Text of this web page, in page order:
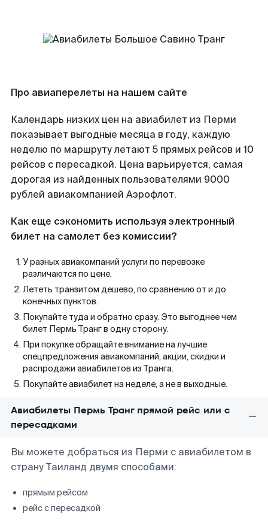
Про авиаперелеты на нашем сайте
Календарь низких цен на авиабилет из Перми
показывает выгодные месяца в году, каждую
неделю по маршруту летают 5 прямых рейсов и 10
рейсов с пересадкой. Цена варьируется, самая
дорогая из найденных пользователями 9000
рублей авиакомпанией Аэрофлот.
Как еще сэкономить используя электронный
билет на самолет без комиссии?
У разных авиакомпаний услуги по перевозке
различаются по цене.
Лететь транзитом дешево, по сравнению от и до
конечных пунктов.
Покупайте туда и обратно сразу. Это выгоднее чем
билет Пермь Транг в одну сторону.
При покупке обращайте внимание на лучшие
спецпредложения авиакомпаний, акции, скидки и
распродажи авиабилетов из Транга.
Покупайте авиабилет на неделе, а не в выходные.
Авиабилеты Пермь Транг прямой рейс или с
пересадками
Вы можете добраться из Перми с авиабилетом в
страну Таиланд двумя способами:
прямым рейсом
рейс с пересадкой